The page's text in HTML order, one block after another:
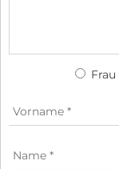
Frau